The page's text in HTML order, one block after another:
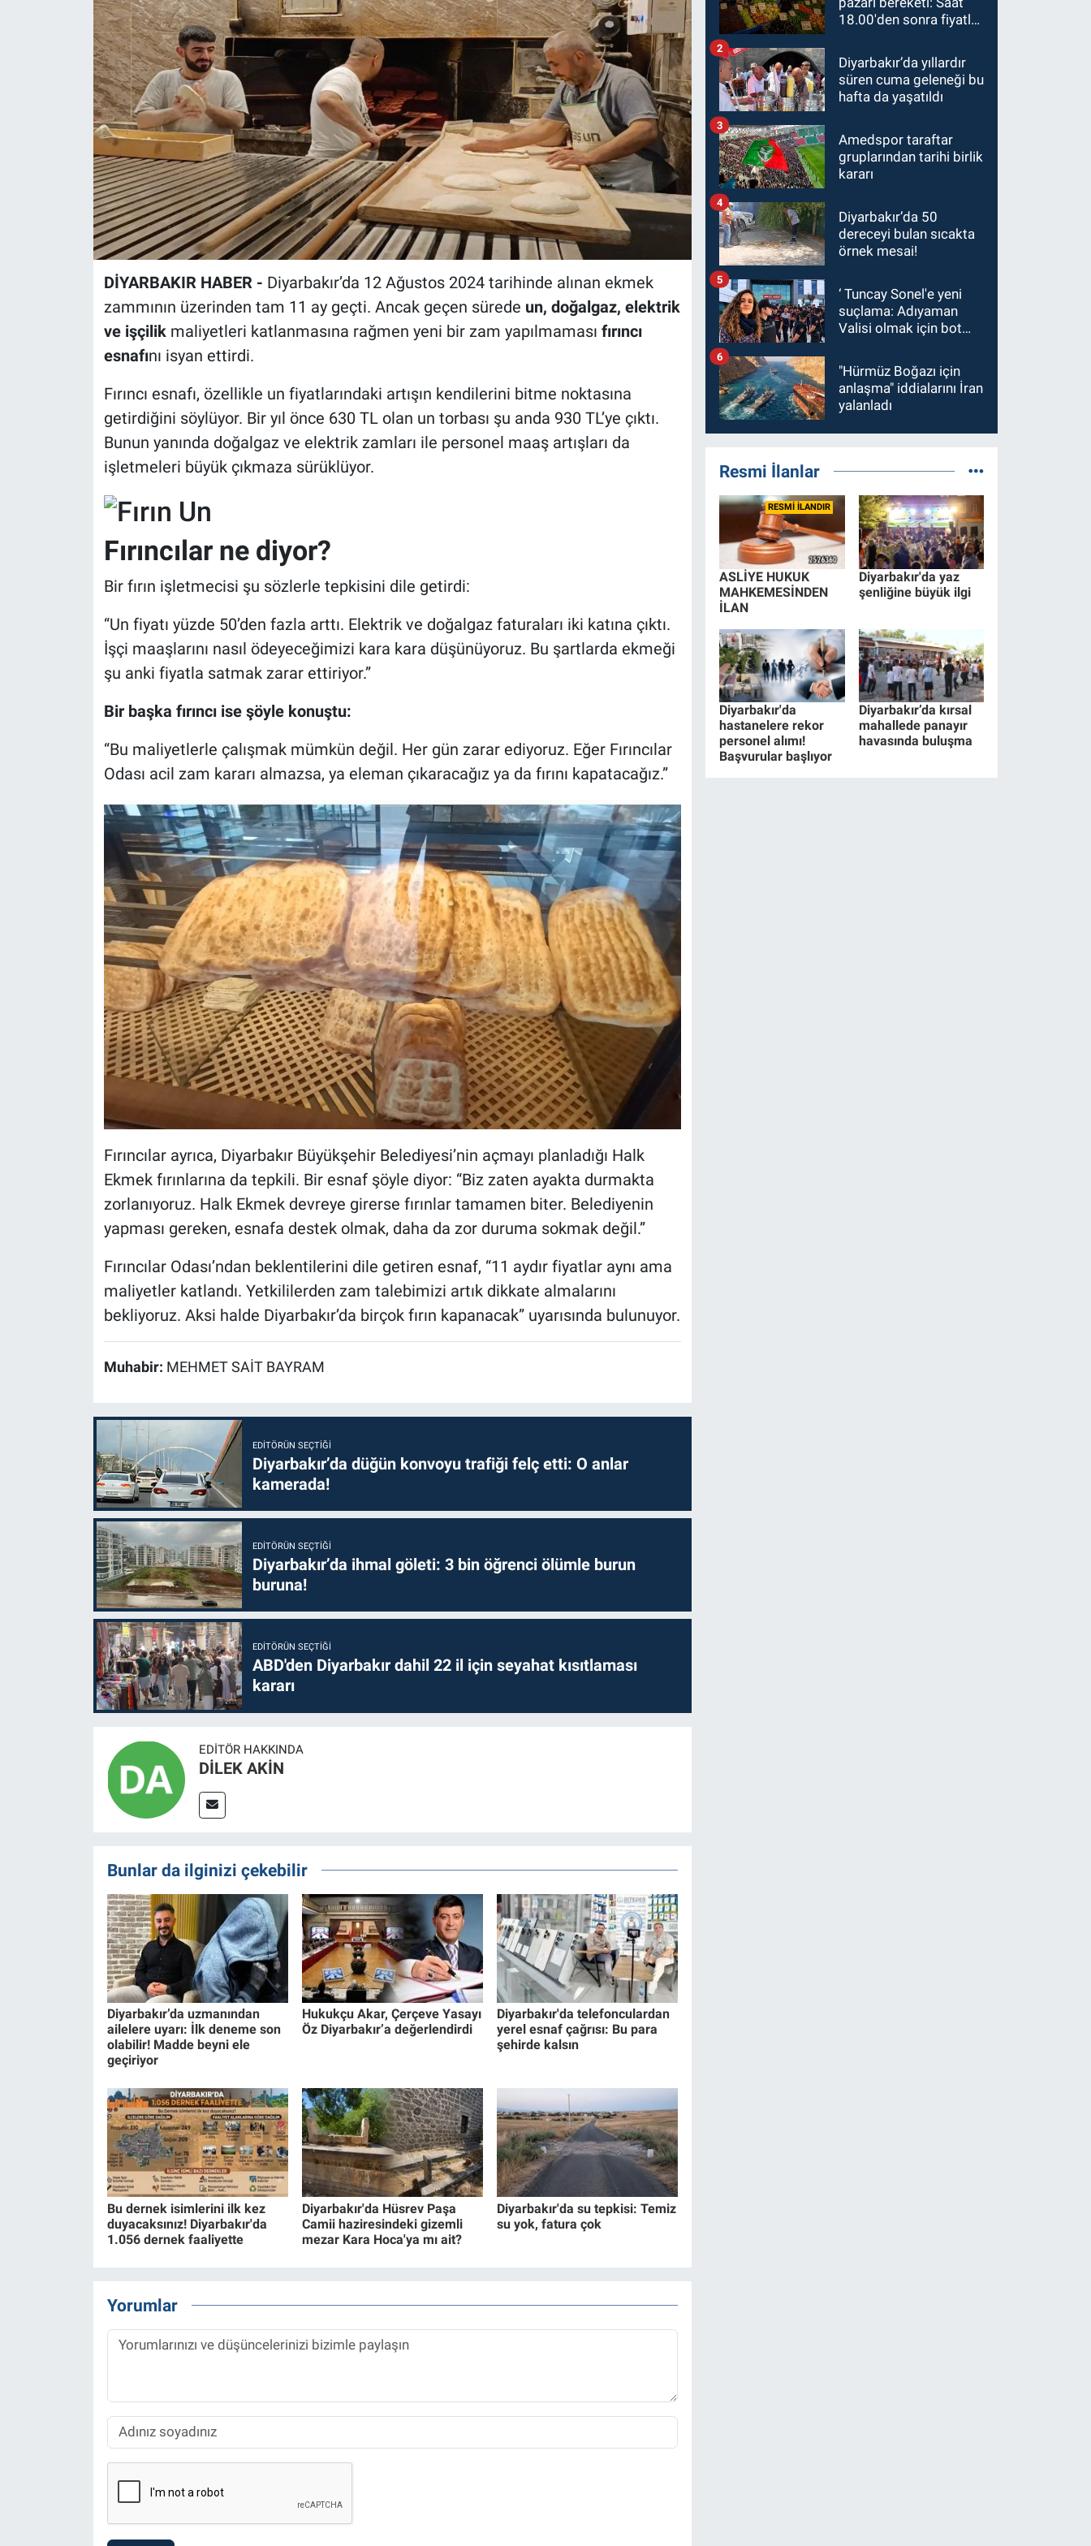
DİYARBAKIR HABER - Diyarbakır’da 12 Ağustos 2024 tarihinde alınan ekmek
zammının üzerinden tam 11 ay geçti. Ancak geçen sürede un, doğalgaz, elektrik
ve işçilik maliyetleri katlanmasına rağmen yeni bir zam yapılmaması fırıncı
esnafını isyan ettirdi.
Fırıncı esnafı, özellikle un fiyatlarındaki artışın kendilerini bitme noktasına
getirdiğini söylüyor. Bir yıl önce 630 TL olan un torbası şu anda 930 TL’ye çıktı.
Bunun yanında doğalgaz ve elektrik zamları ile personel maaş artışları da
işletmeleri büyük çıkmaza sürüklüyor.
Fırıncılar ne diyor?
Bir fırın işletmecisi şu sözlerle tepkisini dile getirdi:
“Un fiyatı yüzde 50’den fazla arttı. Elektrik ve doğalgaz faturaları iki katına çıktı.
İşçi maaşlarını nasıl ödeyeceğimizi kara kara düşünüyoruz. Bu şartlarda ekmeği
şu anki fiyatla satmak zarar ettiriyor.”
Bir başka fırıncı ise şöyle konuştu:
“Bu maliyetlerle çalışmak mümkün değil. Her gün zarar ediyoruz. Eğer Fırıncılar
Odası acil zam kararı almazsa, ya eleman çıkaracağız ya da fırını kapatacağız.”
Fırıncılar ayrıca, Diyarbakır Büyükşehir Belediyesi’nin açmayı planladığı Halk
Ekmek fırınlarına da tepkili. Bir esnaf şöyle diyor: “Biz zaten ayakta durmakta
zorlanıyoruz. Halk Ekmek devreye girerse fırınlar tamamen biter. Belediyenin
yapması gereken, esnafa destek olmak, daha da zor duruma sokmak değil.”
Fırıncılar Odası’ndan beklentilerini dile getiren esnaf, “11 aydır fiyatlar aynı ama
maliyetler katlandı. Yetkililerden zam talebimizi artık dikkate almalarını
bekliyoruz. Aksi halde Diyarbakır’da birçok fırın kapanacak” uyarısında bulunuyor.
Muhabir: MEHMET SAİT BAYRAM
EDITÖRÜN SEÇTIĞI
Diyarbakır’da düğün konvoyu trafiği felç etti: O anlar
kamerada!
EDITÖRÜN SEÇTIĞI
Diyarbakır’da ihmal göleti: 3 bin öğrenci ölümle burun
buruna!
EDITÖRÜN SEÇTIĞI
ABD'den Diyarbakır dahil 22 il için seyahat kısıtlaması
kararı
EDITÖR HAKKINDA
DİLEK AKİN
Bunlar da ilginizi çekebilir
Diyarbakır’da uzmanından
ailelere uyarı: İlk deneme son
olabilir! Madde beyni ele
geçiriyor
Hukukçu Akar, Çerçeve Yasayı
Öz Diyarbakır’a değerlendirdi
Diyarbakır'da telefonculardan
yerel esnaf çağrısı: Bu para
şehirde kalsın
Bu dernek isimlerini ilk kez
duyacaksınız! Diyarbakır'da
1.056 dernek faaliyette
Diyarbakır'da Hüsrev Paşa
Camii haziresindeki gizemli
mezar Kara Hoca'ya mı ait?
Diyarbakır'da su tepkisi: Temiz
su yok, fatura çok
Yorumlar
18.00'den sonra fiyatlar
Diyarbakır’da yıllardır
süren cuma geleneği bu
hafta da yaşatıldı
2
Amedspor taraftar
gruplarından tarihi birlik
kararı
3
Diyarbakır’da 50
dereceyi bulan sıcakta
örnek mesai!
4
‘ Tuncay Sonel'e yeni
suçlama: Adıyaman
Valisi olmak için bot
5
"Hürmüz Boğazı için
anlaşma" iddialarını İran
yalanladı
6
Resmi İlanlar
RESMİ İLANDIR
ASLİYE HUKUK
MAHKEMESİNDEN
İLAN
Diyarbakır'da yaz
şenliğine büyük ilgi
Diyarbakır'da
hastanelere rekor
personel alımı!
Başvurular başlıyor
Diyarbakır’da kırsal
mahallede panayır
havasında buluşma
EĞİTİM
ÖZEL HABER
POLİTİKA
SAĞLIK
TEKNOLOJİ